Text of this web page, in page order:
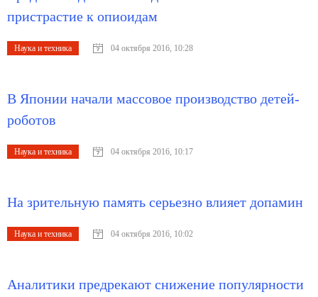
пристрастие к опиоидам
Наука и техника 04 октября 2016, 10:28
В Японии начали массовое производство детей-
роботов
Наука и техника 04 октября 2016, 10:17
На зрительную память серьезно влияет допамин
Наука и техника 04 октября 2016, 10:02
Аналитики предрекают снижение популярности